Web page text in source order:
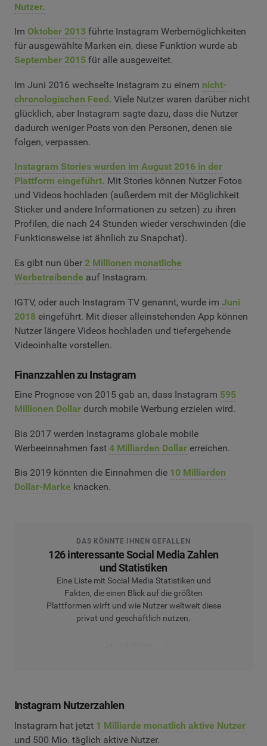
Nutzer.
Im Oktober 2013 führte Instagram Werbemöglichkeiten
für ausgewählte Marken ein, diese Funktion wurde ab
September 2015 für alle ausgeweitet.
Im Juni 2016 wechselte Instagram zu einem nicht-
chronologischen Feed. Viele Nutzer waren darüber nicht
glücklich, aber Instagram sagte dazu, dass die Nutzer
dadurch weniger Posts von den Personen, denen sie
folgen, verpassen.
Instagram Stories wurden im August 2016 in der
Plattform eingeführt. Mit Stories können Nutzer Fotos
und Videos hochladen (außerdem mit der Möglichkeit
Sticker und andere Informationen zu setzen) zu ihren
Profilen, die nach 24 Stunden wieder verschwinden (die
Funktionsweise ist ähnlich zu Snapchat).
Es gibt nun über 2 Millionen monatliche
Werbetreibende auf Instagram.
IGTV, oder auch Instagram TV genannt, wurde im Juni
2018 eingeführt. Mit dieser alleinstehenden App können
Nutzer längere Videos hochladen und tiefergehende
Videoinhalte vorstellen.
Finanzzahlen zu Instagram
Eine Prognose von 2015 gab an, dass Instagram 595
Millionen Dollar durch mobile Werbung erzielen wird.
Bis 2017 werden Instagrams globale mobile
Werbeeinnahmen fast 4 Milliarden Dollar erreichen.
Bis 2019 könnten die Einnahmen die 10 Milliarden
Dollar-Marke knacken.
DAS KÖNNTE IHNEN GEFALLEN
126 interessante Social Media Zahlen
und Statistiken
Eine Liste mit Social Media Statistiken und
Fakten, die einen Blick auf die größten
Plattformen wirft und wie Nutzer weltweit diese
privat und geschäftlich nutzen.
Instagram Nutzerzahlen
Instagram hat jetzt 1 Milliarde monatlich aktive Nutzer
und 500 Mio. täglich aktive Nutzer.